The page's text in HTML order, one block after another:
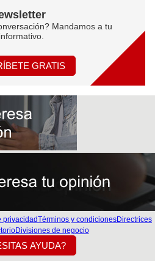
Mandamos a tu
GRATIS
privacidadTérminos y condicionesDirectrices
Divisiones de negocio
AYUDA?